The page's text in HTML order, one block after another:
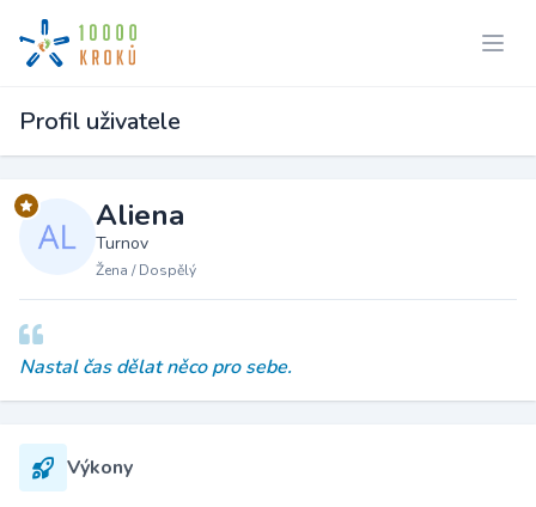
Profil uživatele
Aliena
Turnov
Žena / Dospělý
Nastal čas dělat něco pro sebe.
Výkony